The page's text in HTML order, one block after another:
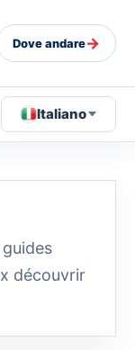
Dove andare→
Italiano
découvrir